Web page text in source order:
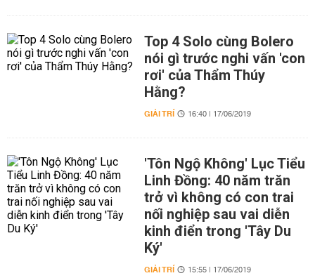
Top 4 Solo cùng Bolero
nói gì trước nghi vấn 'con
rơi' của Thẩm Thúy
Hằng?
GIẢI TRÍ 16:40 | 17/06/2019
'Tôn Ngộ Không' Lục Tiểu
Linh Đồng: 40 năm trăn
trở vì không có con trai
nối nghiệp sau vai diễn
kinh điển trong 'Tây Du
Ký'
GIẢI TRÍ 15:55 | 17/06/2019